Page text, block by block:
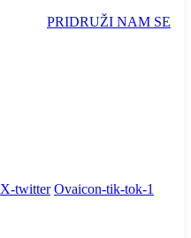
PRIDRUŽI NAM SE
X-twitter Ovaicon-tik-tok-1